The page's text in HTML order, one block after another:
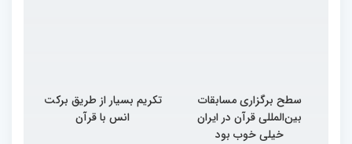
سطح برگزاری مسابقات
بین‌المللی قرآن در ایران
خیلی خوب بود
تکریم بسیار از طریق برکت
انس با قرآن